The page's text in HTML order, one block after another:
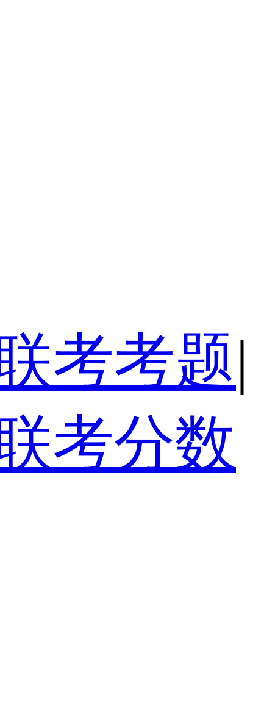
考考题|
考分数